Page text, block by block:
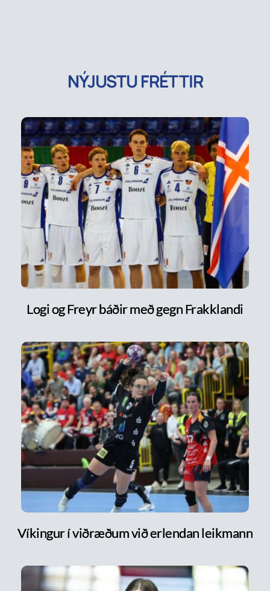
NÝJUSTU FRÉTTIR
Logi og Freyr báðir með gegn Frakklandi
Víkingur í viðræðum við erlendan leikmann